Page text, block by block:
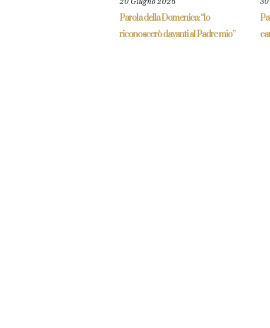
Parola della Domenica: “lo
riconoscerò davanti al Padre mio”